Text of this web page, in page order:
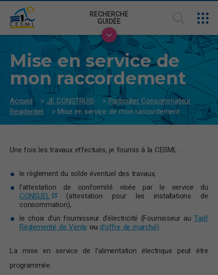
RECHERCHE
GUIDÉE
Mise en service de
mon raccordement
Accueil > JE CONSTRUIS > Particulier Consommateur
Résidentiel
>Mise en service de mon raccordement
Une fois les travaux effectués, je fournis à la CESML :
le règlement du solde éventuel des travaux,
l’attestation de conformité visée par le service du
CONSUEL
(attestation pour les installations de
consommation),
le choix d’un fournisseur d’électricité (Fournisseur au Tarif
Réglementé de Vente ou d’offre de marché).
La mise en service de l’alimentation électrique peut être
programmée.